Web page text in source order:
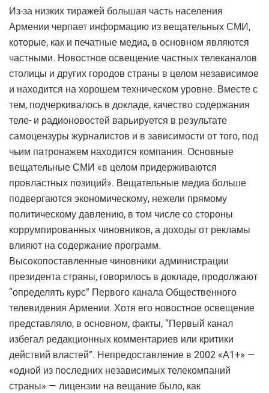
Из-за низких тиражей большая часть населения
Армении черпает информацию из вещательных СМИ,
которые, как и печатные медиа, в основном являются
частными. Новостное освещение частных телеканалов
столицы и других городов страны в целом независимое
и находится на хорошем техническом уровне. Вместе с
тем, подчеркивалось в докладе, качество содержания
теле- и радионовостей варьируется в результате
самоцензуры журналистов и в зависимости от того, под
чьим патронажем находится компания. Основные
вещательные СМИ «в целом придерживаются
провластных позиций». Вещательные медиа больше
подвергаются экономическому, нежели прямому
политическому давлению, в том числе со стороны
коррумпированных чиновников, а доходы от рекламы
влияют на содержание программ.
Высокопоставленные чиновники администрации
президента страны, говорилось в докладе, продолжают
“определять курс” Первого канала Общественного
телевидения Армении. Хотя его новостное освещение
представляло, в основном, факты, “Первый канал
избегал редакционных комментариев или критики
действий властей”. Непредоставление в 2002 «А1+» —
«одной из последних независимых телекомпаний
страны» — лицензии на вещание было, как